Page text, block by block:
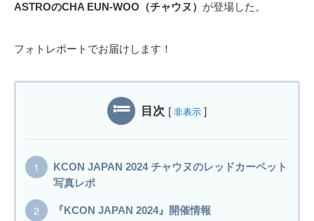
ASTROのCHA EUN-WOO（チャウヌ） が登場した。
フォトレポートでお届けします！
目次 [ 非表示 ]
KCON JAPAN 2024 チャウヌのレッドカーペット
写真レポ
『KCON JAPAN 2024』開催情報